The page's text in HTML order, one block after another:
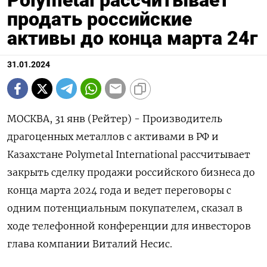
продать российские
активы до конца марта 24г
31.01.2024
МОСКВА, 31 янв (Рейтер) - Производитель
драгоценных металлов с активами в РФ и
Казахстане Polymetal International рассчитывает
закрыть сделку продажи российского бизнеса до
конца марта 2024 года и ведет переговоры с
одним потенциальным покупателем, сказал в
ходе телефонной конференции для инвесторов
глава компании Виталий Несис.